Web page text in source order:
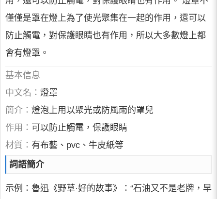
僅僅是罩在燈上為了使光聚集在一起的作用，還可以
防止觸電，對保護眼睛也有作用，所以大多數燈上都
會有燈罩。
基本信息
中文名： 燈罩
簡介： 燈泡上用以聚光或防風雨的罩兒
作用： 可以防止觸電，保護眼睛
材質： 有布藝、pvc、牛皮紙等
詞語簡介
示例：魯迅《野草·好的故事》：“石油又不是老牌，早